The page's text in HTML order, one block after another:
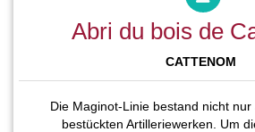
Abri du bois de
CATTENOM
Die Maginot-Linie bestand nicht
bestückten Artilleriewerken. Um